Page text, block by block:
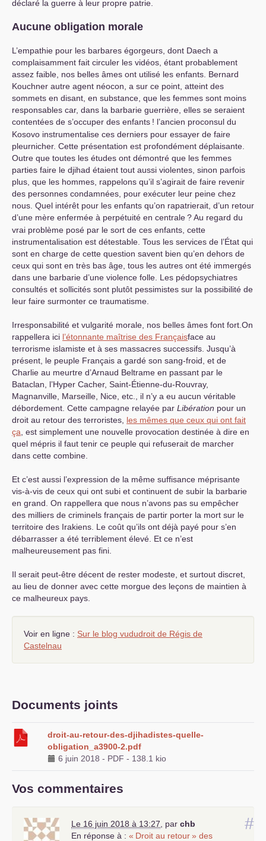
déclaré la guerre à leur propre patrie.
Aucune obligation morale
L’empathie pour les barbares égorgeurs, dont Daech a
complaisamment fait circuler les vidéos, étant probablement
assez faible, nos belles âmes ont utilisé les enfants. Bernard
Kouchner autre agent néocon, a sur ce point, atteint des
sommets en disant, en substance, que les femmes sont moins
responsables car, dans la barbarie guerrière, elles se seraient
contentées de s’occuper des enfants ! l’ancien proconsul du
Kosovo instrumentalise ces derniers pour essayer de faire
pleurnicher. Cette présentation est profondément déplaisante.
Outre que toutes les études ont démontré que les femmes
parties faire le djihad étaient tout aussi violentes, sinon parfois
plus, que les hommes, rappelons qu’il s’agirait de faire revenir
des personnes condamnées, pour exécuter leur peine chez
nous. Quel intérêt pour les enfants qu’on rapatrierait, d’un retour
d’une mère enfermée à perpétuité en centrale? Au regard du
vrai problème posé par le sort de ces enfants, cette
instrumentalisation est détestable. Tous les services de l’État qui
sont en charge de cette question savent bien qu’en dehors de
ceux qui sont en très bas âge, tous les autres ont été immergés
dans une barbarie d’une violence folle. Les pédopsychiatres
consultés et sollicités sont plutôt pessimistes sur la possibilité de
leur faire surmonter ce traumatisme.
Irresponsabilité et vulgarité morale, nos belles âmes font fort.On
rappellera ici l’étonnante maîtrise des Françaisface au
terrorisme islamiste et à ses massacres successifs. Jusqu’à
présent, le peuple Français a gardé son sang-froid, et de
Charlie au meurtre d’Arnaud Beltrame en passant par le
Bataclan, l’Hyper Cacher, Saint-Étienne-du-Rouvray,
Magnanville, Marseille, Nice, etc., il n’y a eu aucun véritable
débordement. Cette campagne relayée par Libération pour un
droit au retour des terroristes, les mêmes que ceux qui ont fait
ça , est simplement une nouvelle provocation destinée à dire en
quel mépris il faut tenir ce peuple qui refuserait de marcher
dans cette combine.
Et c’est aussi l’expression de la même suffisance méprisante
vis-à-vis de ceux qui ont subi et continuent de subir la barbarie
en grand. On rappellera que nous n’avons pas su empêcher
des milliers de criminels français de partir porter la mort sur le
territoire des Irakiens. Le coût qu’ils ont déjà payé pour s’en
débarrasser a été terriblement élevé. Et ce n’est
malheureusement pas fini.
Il serait peut-être décent de rester modeste, et surtout discret,
au lieu de donner avec cette morgue des leçons de maintien à
ce malheureux pays.
Voir en ligne : Sur le blog vududroit de Régis de
Castelnau
Documents joints
droit-au-retour-des-djihadistes-quelle-
obligation_a3900-2.pdf
6 juin 2018 - PDF - 138.1 kio
Vos commentaires
#
Le 16 juin 2018 à 13:27 par chb
En réponse à : « Droit au retour» des